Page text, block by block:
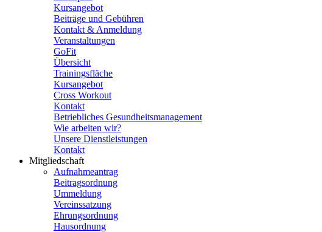
Kursangebot
Beiträge und Gebühren
Kontakt & Anmeldung
Veranstaltungen
GoFit
Übersicht
Trainingsfläche
Kursangebot
Cross Workout
Kontakt
Betriebliches Gesundheitsmanagement
Wie arbeiten wir?
Unsere Dienstleistungen
Kontakt
Mitgliedschaft
Aufnahmeantrag
Beitragsordnung
Ummeldung
Vereinssatzung
Ehrungsordnung
Hausordnung